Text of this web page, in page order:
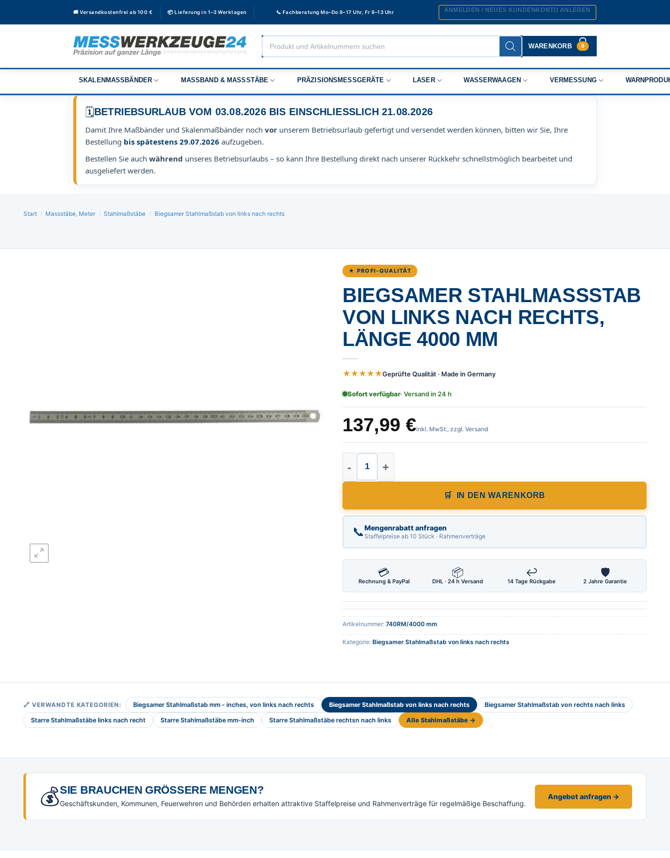
🚚 Versandkostenfrei ab 100 € 📦 Lieferung in 1–3 Werktagen 📞 Fachberatung Mo–Do 9–17 Uhr, Fr 9–13 Uhr ANMELDEN / NEUES KUNDENKONTO ANLEGEN
Products
search
WARENKORB 0
SKALENMASSBÄNDER MASSBAND & MASSSTÄBE PRÄZISIONSMESSGERÄTE LASER WASSERWAAGEN VERMESSUNG
🗓️BETRIEBSURLAUB VOM 03.08.2026 BIS EINSCHLIESSLICH 21.08.2026
Damit Ihre Maßbänder und Skalenmaßbänder noch vor unserem Betriebsurlaub gefertigt und versendet werden können, bitten wir Sie, Ihre
Bestellung bis spätestens 29.07.2026 aufzugeben.
Bestellen Sie auch während unseres Betriebsurlaubs – so kann Ihre Bestellung direkt nach unserer Rückkehr schnellstmöglich bearbeitet und
ausgeliefert werden.
Start / Massstäbe, Meter / Stahlmaßstäbe / Biegsamer Stahlmaßstab von links nach rechts
★ PROFI-QUALITÄT
BIEGSAMER STAHLMASSSTAB V
ON LINKS NACH RECHTS, L
ÄNGE 4000 MM
★★★★★Geprüfte Qualität · Made in Germany
Sofort verfügbar· Versand in 24 h
137,99 €inkl. MwSt., zzgl. Versand
Biegsamer Stahlmaßstab von links nach rechts, Länge 4000
IN DEN WARENKORB
📞Mengenrabatt anfragen
Staffelpreise ab 10 Stück · Rahmenverträge
💳
Rechnung & PayPal
📦
DHL · 24 h Versand
↩
14 Tage Rückgabe
🛡
2 Jahre Garantie
Artikelnummer: 740RM/4000 mm
Kategorie: Biegsamer Stahlmaßstab von links nach rechts
🔗 VERWANDTE KATEGORIEN: Biegsamer Stahlmaßstab mm - inches, von links nach rechts Biegsamer Stahlmaßstab von links nach rechts Biegsamer Stahlmaßstab von rechts nach links
Starre Stahlmaßstäbe links nach recht Starre Stahlmaßstäbe mm-inch Starre Stahlmaßstäbe rechtsn nach links Alle Stahlmaßstäbe →
💰SIE BRAUCHEN GRÖSSERE MENGEN?
Geschäftskunden, Kommunen, Feuerwehren und Behörden erhalten attraktive Staffelpreise und Rahmenverträge für regelmäßige Beschaffung.
Angebot anfragen →